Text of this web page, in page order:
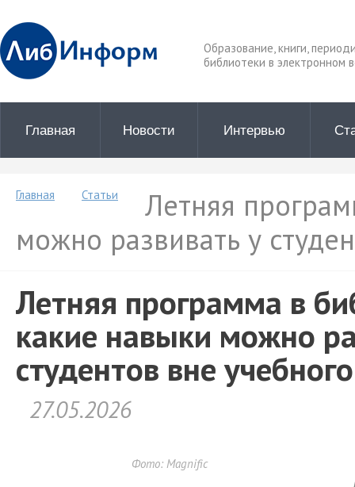
Образование, книги,
библиотеки в электронном
Главная Новости Интервью
Главная Статьи
Летняя
можно развивать у
Летняя программа в
какие навыки можно
студентов вне
27.05.2026
Фото: Magnific